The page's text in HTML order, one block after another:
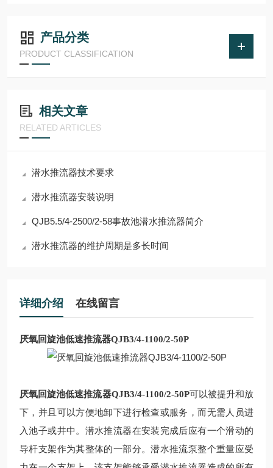
产品分类
PRODUCT CLASSIFICATION
相关文章
RELATED ARTICLES
潜水推流器技术要求
潜水推流器安装说明
QJB5.5/4-2500/2-58事故池潜水推流器简介
潜水推流器的维护周期是多长时间
详细介绍 在线留言
厌氧回旋池低速推流器QJB3/4-1100/2-50P
厌氧回旋池低速推流器QJB3/4-1100/2-50P可以被提升和放
下，并且可以方便地卸下进行检查或服务，而无需人员进
入池子或井中。潜水推流器在安装完成后应有一个滑动的
导杆支架作为其整体的一部分。潜水推流泵整个重量应受